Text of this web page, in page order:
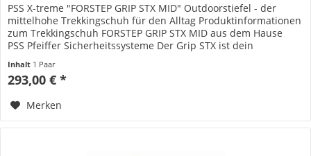
PSS X-treme "FORSTEP GRIP STX MID" Outdoorstiefel - der
mittelhohe Trekkingschuh für den Alltag Produktinformationen
zum Trekkingschuh FORSTEP GRIP STX MID aus dem Hause
PSS Pfeiffer Sicherheitssysteme Der Grip STX ist dein
Inhalt 1 Paar
293,00 € *
Merken